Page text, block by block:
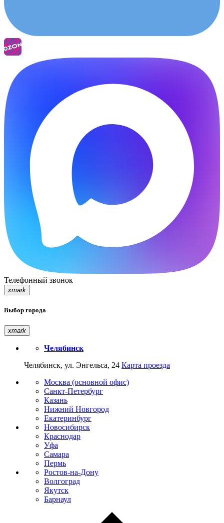
Телефонный звонок
xmark
Выбор города
xmark
Челябинск
Челябинск, ул. Энгельса, 24 Карта проезда
Москва (основной офис)
Санкт-Петербург
Казань
Нижний Новгород
Екатеринбург
Новосибирск
Краснодар
Уфа
Самара
Пермь
Ростов-на-Дону
Волгоград
Якутск
Барнаул